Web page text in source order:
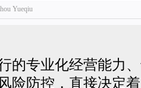
Yueqiu
的专业化经营能力
险防控，直接决定